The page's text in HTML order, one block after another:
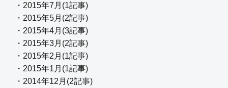
・2015年7月(1記事)
・2015年5月(2記事)
・2015年4月(3記事)
・2015年3月(2記事)
・2015年2月(1記事)
・2015年1月(1記事)
・2014年12月(2記事)